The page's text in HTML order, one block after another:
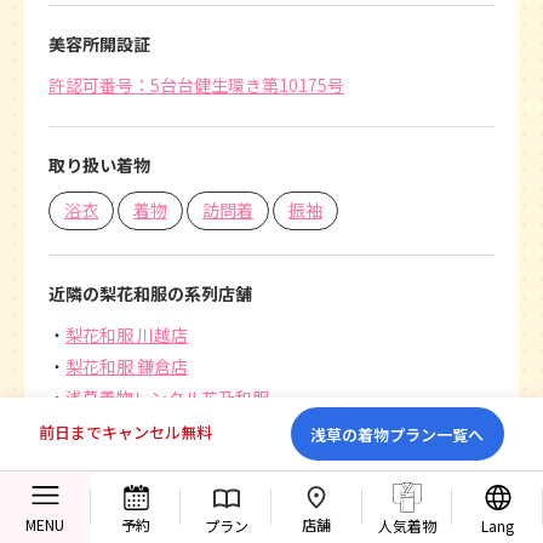
MENU 予約 プラン 店舗 人気着物 Lang
美容所開設証
許認可番号：5台台健生環き第10175号
取り扱い着物
浴衣 着物 訪問着 振袖
近隣の梨花和服の系列店舗
梨花和服 川越店
梨花和服 鎌倉店
浅草着物レンタル花乃和服
外国語ページ
English:
Rikawafuku Asakusa Store
前日までキャンセル無料 浅草の着物プラン一覧へ